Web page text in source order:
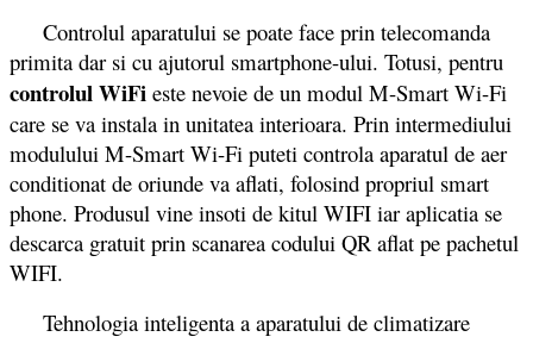
Controlul aparatului se poate face prin telecomanda
primita dar si cu ajutorul smartphone-ului. Totusi, pentru
controlul WiFi este nevoie de un modul M-Smart Wi-Fi
care se va instala in unitatea interioara. Prin intermediului
modulului M-Smart Wi-Fi puteti controla aparatul de aer
conditionat de oriunde va aflati, folosind propriul smart
phone. Produsul vine insoti de kitul WIFI iar aplicatia se
descarca gratuit prin scanarea codului QR aflat pe pachetul
WIFI.
Tehnologia inteligenta a aparatului de climatizare